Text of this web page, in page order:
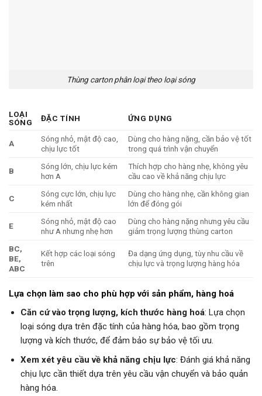
Thùng carton phân loại theo loại sóng
LOẠI
SÓNG
ĐẶC TÍNH ỨNG DỤNG
A
Sóng nhỏ, mật độ cao,
chịu lực tốt
Dùng cho hàng nặng, cần bảo vệ tốt
trong quá trình vận chuyển
B
Sóng lớn, chịu lực kém
hơn A
Thích hợp cho hàng nhẹ, không yêu
cầu cao về khả năng chịu lực
C
Sóng cực lớn, chịu lực
kém nhất
Dùng cho hàng nhẹ, cần không gian
lớn để đóng gói
E
Sóng nhỏ, mật độ cao
như A nhưng nhẹ hơn
Dùng cho hàng nặng nhưng yêu cầu
giảm trọng lượng thùng carton
BC,
BE,
ABC
Kết hợp các loại sóng
trên
Đa dạng ứng dụng, tùy nhu cầu về
chịu lực và trọng lượng hàng hóa
Lựa chọn làm sao cho phù hợp với sản phẩm, hàng hoá
Căn cứ vào trọng lượng, kích thước hàng hoá: Lựa chọn
loại sóng dựa trên đặc tính của hàng hóa, bao gồm trọng
lượng và kích thước, để đảm bảo sự bảo vệ tối ưu.
Xem xét yêu cầu về khả năng chịu lực: Đánh giá khả năng
chịu lực cần thiết dựa trên yêu cầu vận chuyển và bảo quản
hàng hóa.